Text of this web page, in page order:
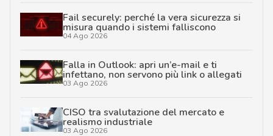
Fail securely: perché la vera sicurezza si
misura quando i sistemi falliscono
04 Ago 2026
Falla in Outlook: apri un’e-mail e ti
infettano, non servono più link o allegati
03 Ago 2026
CISO tra svalutazione del mercato e
realismo industriale
03 Ago 2026